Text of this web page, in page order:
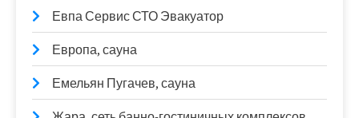
Евпа Сервис СТО Эвакуатор
Европа, сауна
Емельян Пугачев, сауна